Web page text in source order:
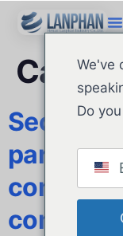
Secador
para
We've
Do